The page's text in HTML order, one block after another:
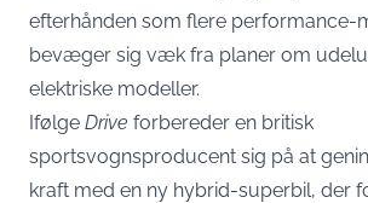
efterhånden som flere
bevæger sig væk fra planer om
elektriske modeller.
Ifølge Drive forbereder en britisk
sportsvognsproducent sig på at
kraft med en ny hybrid-superbil, der